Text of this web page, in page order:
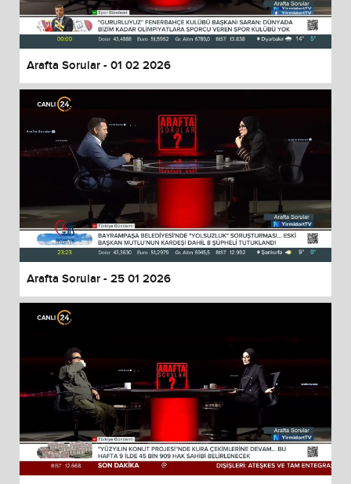
Arafta Sorular - 01 02 2026
Arafta Sorular - 25 01 2026